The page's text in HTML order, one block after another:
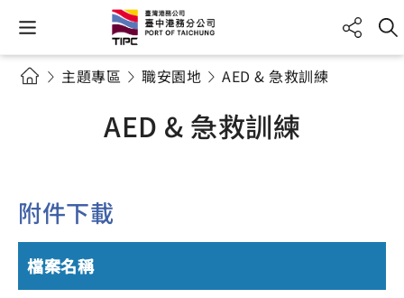
主題專區 職安園地 AED & 急救訓練
AED & 急救訓練
附件下載
檔案名稱